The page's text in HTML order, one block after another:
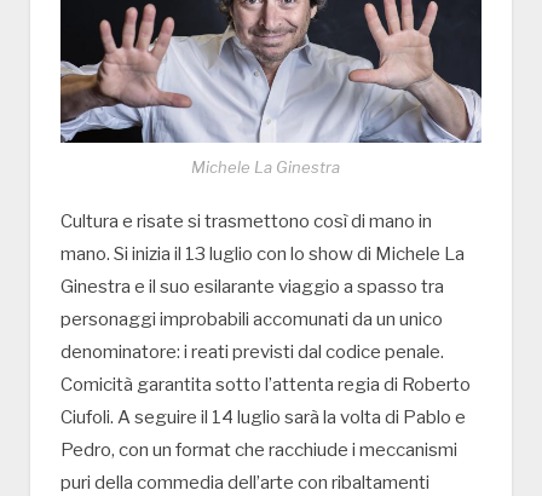
Michele La Ginestra
Cultura e risate si trasmettono così di mano in
mano. Si inizia il 13 luglio con lo show di Michele La
Ginestra e il suo esilarante viaggio a spasso tra
personaggi improbabili accomunati da un unico
denominatore: i reati previsti dal codice penale.
Comicità garantita sotto l’attenta regia di Roberto
Ciufoli. A seguire il 14 luglio sarà la volta di Pablo e
Pedro, con un format che racchiude i meccanismi
puri della commedia dell’arte con ribaltamenti